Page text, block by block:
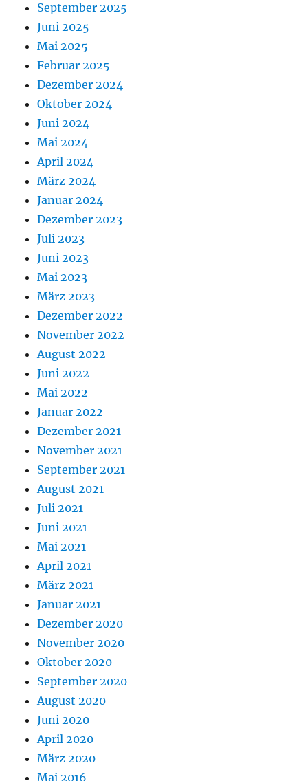
September 2025
Juni 2025
Mai 2025
Februar 2025
Dezember 2024
Oktober 2024
Juni 2024
Mai 2024
April 2024
März 2024
Januar 2024
Dezember 2023
Juli 2023
Juni 2023
Mai 2023
März 2023
Dezember 2022
November 2022
August 2022
Juni 2022
Mai 2022
Januar 2022
Dezember 2021
November 2021
September 2021
August 2021
Juli 2021
Juni 2021
Mai 2021
April 2021
März 2021
Januar 2021
Dezember 2020
November 2020
Oktober 2020
September 2020
August 2020
Juni 2020
April 2020
März 2020
Mai 2016